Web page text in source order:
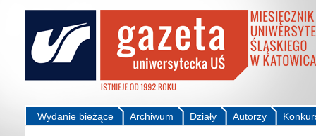
Autorzy
Działy
Archiwum
Wydanie bieżące